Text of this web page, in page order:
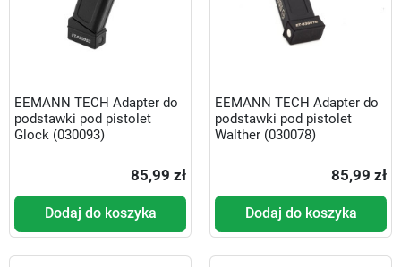
EEMANN TECH Adapter do
podstawki pod pistolet
Glock (030093)
85,99 zł
Dodaj do koszyka
EEMANN TECH Adapter do
podstawki pod pistolet
Walther (030078)
85,99 zł
Dodaj do koszyka